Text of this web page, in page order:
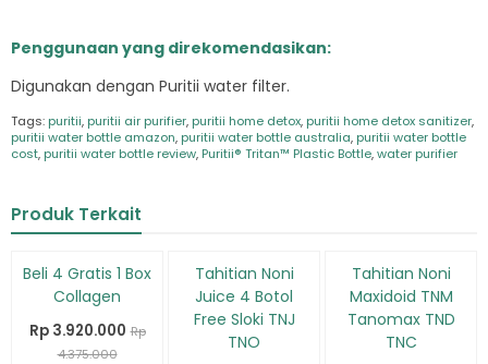
Penggunaan yang direkomendasikan:
Digunakan dengan Puritii water filter.
Tags: puritii, puritii air purifier, puritii home detox, puritii home detox sanitizer,
puritii water bottle amazon, puritii water bottle australia, puritii water bottle
cost, puritii water bottle review, Puritii® Tritan™ Plastic Bottle,water purifier
Produk Terkait
Diskon
10%
Beli 4 Gratis 1 Box
Collagen
Rp 3.920.000 Rp
4.375.000
Diskon
26%Tahitian Noni
Juice 4 Botol
Free Sloki TNJ
TNO
Diskon
13%Tahitian Noni
Maxidoid TNM
Tanomax TND
TNC